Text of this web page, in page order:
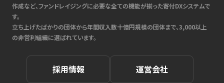
作成など、ファンドレイジングに必要な全ての機能が揃った寄付DXシステムで
す。
立ち上げたばかりの団体から年間収入数十億円規模の団体まで、3,000以上
の非営利組織に選ばれています。
採用情報 運営会社